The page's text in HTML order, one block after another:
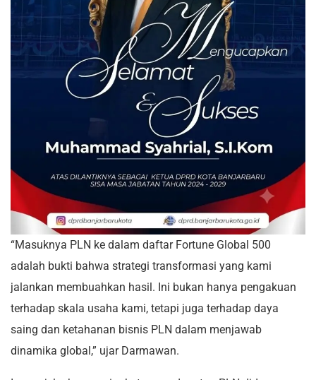
“Masuknya PLN ke dalam daftar Fortune Global 500
adalah bukti bahwa strategi transformasi yang kami
jalankan membuahkan hasil. Ini bukan hanya pengakuan
terhadap skala usaha kami, tetapi juga terhadap daya
saing dan ketahanan bisnis PLN dalam menjawab
dinamika global,” ujar Darmawan.